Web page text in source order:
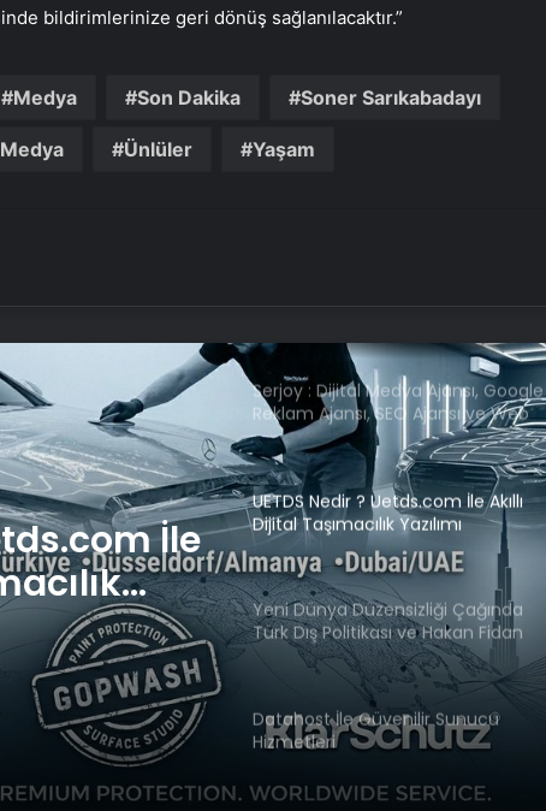
bildirimlerinize geri dönüş sağlanılacaktır.”
Medya Son Dakika Soner Sarıkabadayı
Ünlüler Yaşam
İle
Erdoğan NATO içinde inanılmaz bir
lider ve saygı duyulan bir isim
Serjoy : Dijital Medya Ajansı, Google
Reklam Ajansı, SEO Ajansı ve Web
Tasarım Ajansı
UETDS Nedir ? Uetds.com İle Akıllı
Dijital Taşımacılık Yazılımı
Yeni Dünya Düzensizliği Çağında
Türk Dış Politikası ve Hakan Fidan
Faktörü
Datahost İle Güvenilir Sunucu
Hizmetleri